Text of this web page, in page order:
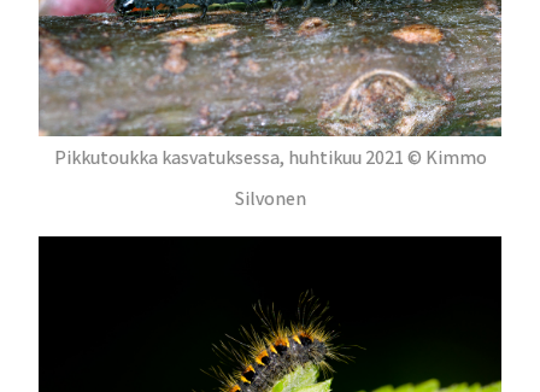
Pikkutoukka kasvatuksessa, huhtikuu 2021 © Kimmo
Silvonen